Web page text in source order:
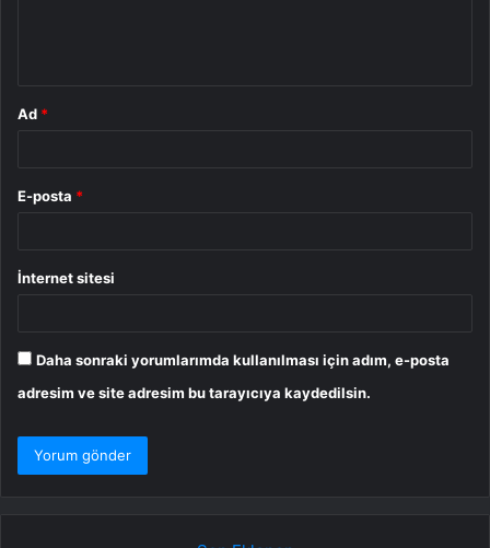
Ad *
E-posta *
İnternet sitesi
Daha sonraki yorumlarımda kullanılması için adım, e-posta
adresim ve site adresim bu tarayıcıya kaydedilsin.